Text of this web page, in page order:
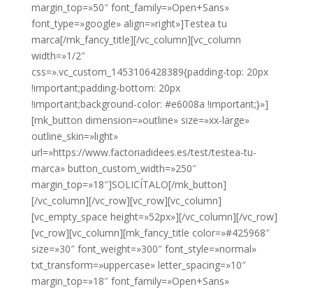
margin_top=»50″ font_family=»Open+Sans»
font_type=»google» align=»right»]Testea tu
marca[/mk_fancy_title][/vc_column][vc_column
width=»1/2″
css=».vc_custom_1453106428389{padding-top: 20px
!important;padding-bottom: 20px
!important;background-color: #e6008a !important;}»]
[mk_button dimension=»outline» size=»xx-large»
outline_skin=»light»
url=»https://www.factoriadidees.es/test/testea-tu-
marca» button_custom_width=»250″
margin_top=»18″]SOLICÍTALO[/mk_button]
[/vc_column][/vc_row][vc_row][vc_column]
[vc_empty_space height=»52px»][/vc_column][/vc_row]
[vc_row][vc_column][mk_fancy_title color=»#425968″
size=»30″ font_weight=»300″ font_style=»normal»
txt_transform=»uppercase» letter_spacing=»10″
margin_top=»18″ font_family=»Open+Sans»